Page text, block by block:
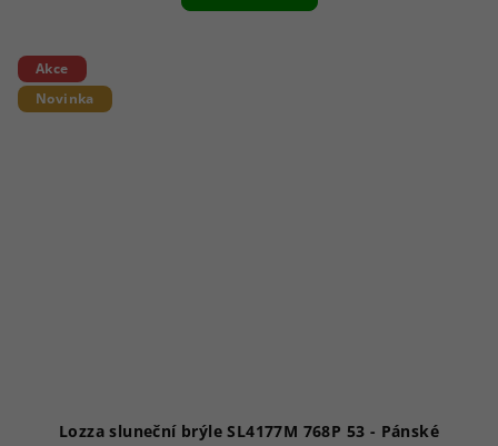
Akce
Novinka
Lozza sluneční brýle SL4177M 768P 53 - Pánské